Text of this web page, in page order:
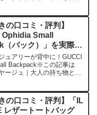
編集部が紹介したいのが
所 ビ...
の口コミ・評判】
Ophidia Small
（バック）」を実際に
正直感想
ュアリーが背中に！GUCCI
Backpack※この記事は
ージュ｜大人の持ち物と暮
したいのが「GUCCI...
の口コミ・評判】「IL
レザートートバッグ